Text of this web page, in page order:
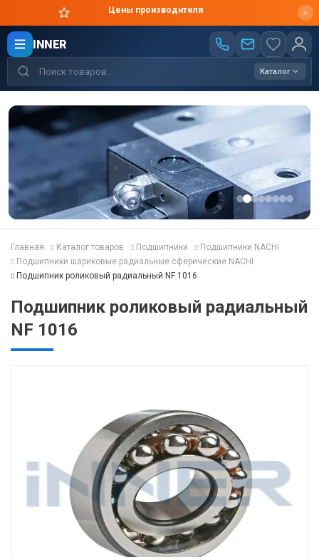
Цены производителя
INNER
Каталог
Главная Каталог товаров Подшипники
Подшипники NACHI
Подшипники шариковые радиальные сферические NACHI
Подшипник роликовый радиальный NF 1016
Подшипник роликовый радиальный
NF 1016